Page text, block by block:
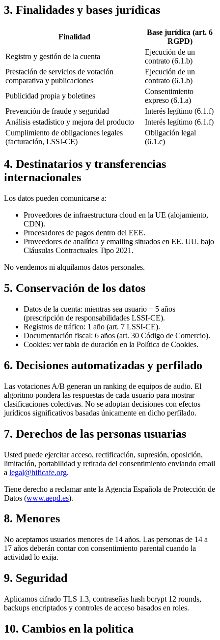
3. Finalidades y bases jurídicas
Finalidad
Base jurídica (art. 6
RGPD)
Registro y gestión de la cuenta
Ejecución de un
contrato (6.1.b)
Prestación de servicios de votación
comparativa y publicaciones
Ejecución de un
contrato (6.1.b)
Publicidad propia y boletines
Consentimiento
expreso (6.1.a)
Prevención de fraude y seguridad
Interés legítimo (6.1.f)
Análisis estadístico y mejora del producto
Interés legítimo (6.1.f)
Cumplimiento de obligaciones legales
(facturación, LSSI-CE)
Obligación legal
(6.1.c)
4. Destinatarios y transferencias
internacionales
Los datos pueden comunicarse a:
Proveedores de infraestructura cloud en la UE (alojamiento,
CDN).
Procesadores de pagos dentro del EEE.
Proveedores de analítica y emailing situados en EE. UU. bajo
Cláusulas Contractuales Tipo 2021.
No vendemos ni alquilamos datos personales.
5. Conservación de los datos
Datos de la cuenta: mientras sea usuario + 5 años
(prescripción de responsabilidades LSSI-CE).
Registros de tráfico: 1 año (art. 7 LSSI-CE).
Documentación fiscal: 6 años (art. 30 Código de Comercio).
Cookies: ver tabla de duración en la Política de Cookies.
6. Decisiones automatizadas y perfilado
Las votaciones A/B generan un ranking de equipos de audio. El
algoritmo pondera las respuestas de cada usuario para mostrar
clasificaciones colectivas. No se adoptan decisiones con efectos
jurídicos significativos basadas únicamente en dicho perfilado.
7. Derechos de las personas usuarias
Usted puede ejercitar acceso, rectificación, supresión, oposición,
limitación, portabilidad y retirada del consentimiento enviando email
a legal@hificafe.org.
Tiene derecho a reclamar ante la Agencia Española de Protección de
Datos (www.aepd.es).
8. Menores
No aceptamos usuarios menores de 14 años. Las personas de 14 a
17 años deberán contar con consentimiento parental cuando la
actividad lo exija.
9. Seguridad
Aplicamos cifrado TLS 1.3, contraseñas hash bcrypt 12 rounds,
backups encriptados y controles de acceso basados en roles.
10. Cambios en la política